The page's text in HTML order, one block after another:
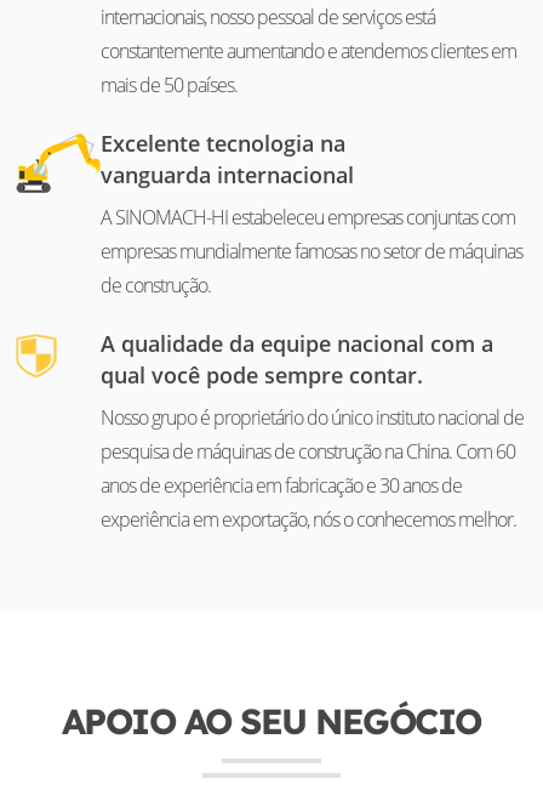
internacionais, nosso pessoal de serviços está
constantemente aumentando e atendemos clientes em
mais de 50 países.
Excelente tecnologia na
vanguarda internacional
A SINOMACH-HI estabeleceu empresas conjuntas com
empresas mundialmente famosas no setor de máquinas
de construção.
A qualidade da equipe nacional com a
qual você pode sempre contar.
Nosso grupo é proprietário do único instituto nacional de
pesquisa de máquinas de construção na China. Com 60
anos de experiência em fabricação e 30 anos de
experiência em exportação, nós o conhecemos melhor.
APOIO AO SEU NEGÓCIO